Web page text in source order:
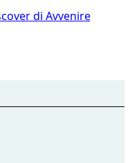
di Avvenire